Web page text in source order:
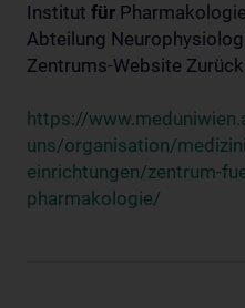
Institut für
Abteilung
Zentrums-Website
https://
uns/organisation/
einrichtungen/zentrum-
pharmakologie/